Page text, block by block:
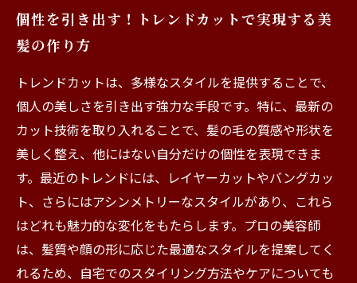
個性を引き出す！トレンドカットで実現する美
髪の作り方
トレンドカットは、多様なスタイルを提供することで、
個人の美しさを引き出す強力な手段です。特に、最新の
カット技術を取り入れることで、髪の毛の質感や形状を
美しく整え、他にはない自分だけの個性を表現できま
す。最近のトレンドには、レイヤーカットやバングカッ
ト、さらにはアシンメトリーなスタイルがあり、これら
はどれも魅力的な変化をもたらします。プロの美容師
は、髪質や顔の形に応じた最適なスタイルを提案してく
れるため、自宅でのスタイリング方法やケアについても